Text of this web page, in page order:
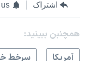
اشتراک
همچنبن ببینید:
آمريکا
سرخط